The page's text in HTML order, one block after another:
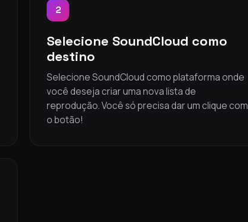
2
Selecione SoundCloud como
destino
Selecione SoundCloud como plataforma onde
você deseja criar uma nova lista de
reprodução. Você só precisa dar um clique com
o botão!